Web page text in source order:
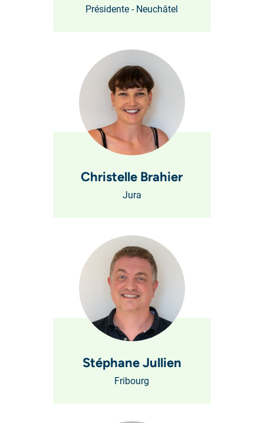
Présidente - Neuchâtel
Christelle Brahier
Jura
Stéphane Jullien
Fribourg